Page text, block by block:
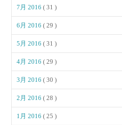
7月 2016( 31 )
6月 2016( 29 )
5月 2016( 31 )
4月 2016( 29 )
3月 2016( 30 )
2月 2016( 28 )
1月 2016( 25 )